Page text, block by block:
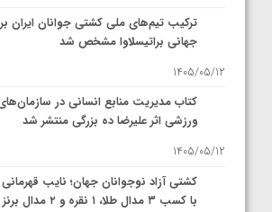
ترکیب تیم‌های ملی کشتی جوانان ایران
جهانی براتیسلاوا مشخص شد
1405/05/12
کتاب مدیریت منابع انسانی در
ورزشی اثر علیرضا ده بزرگی منتشر شد
1405/05/12
کشتی آزاد نوجوانان جهان؛ نایب قهرمانی
با کسب ۳ مدال طلا، ۱ نقره و ۲ مدال برنز